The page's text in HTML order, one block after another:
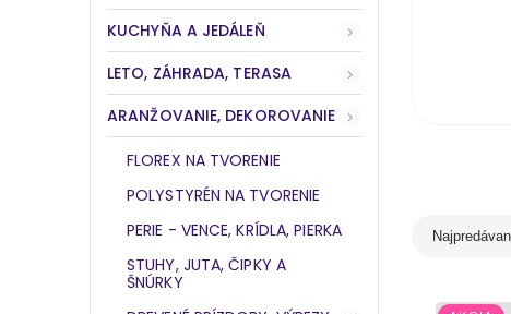
KUCHYŇA A JEDÁLEŇ
LETO, ZÁHRADA, TERASA
ARANŽOVANIE, DEKOROVANIE
FLOREX NA TVORENIE
POLYSTYRÉN NA TVORENIE
PERIE - VENCE, KRÍDLA, PIERKA
STUHY, JUTA, ČIPKY A
ŠNÚRKY